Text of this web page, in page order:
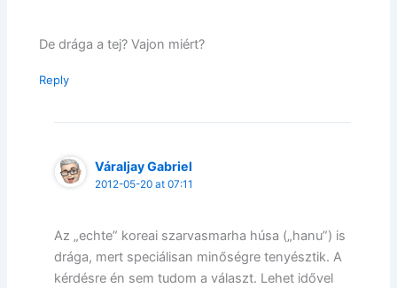
De drága a tej? Vajon miért?
Reply
Váraljay Gabriel
2012-05-20 at 07:11
Az „echte” koreai szarvasmarha húsa („hanu”) is
drága, mert speciálisan minőségre tenyésztik. A
kérdésre én sem tudom a választ. Lehet idővel